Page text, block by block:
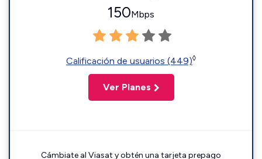
150Mbps
Calificación de usuarios (449)◊
Ver Planes
Cámbiate al Viasat y obtén una tarjeta prepago